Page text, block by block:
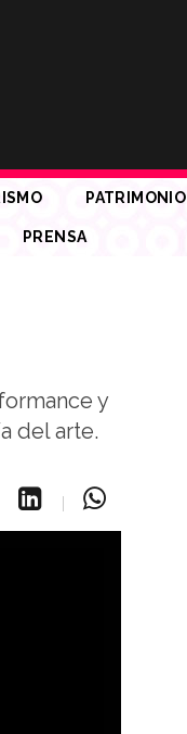
PATRIMONIO
PRENSA
y
del arte.